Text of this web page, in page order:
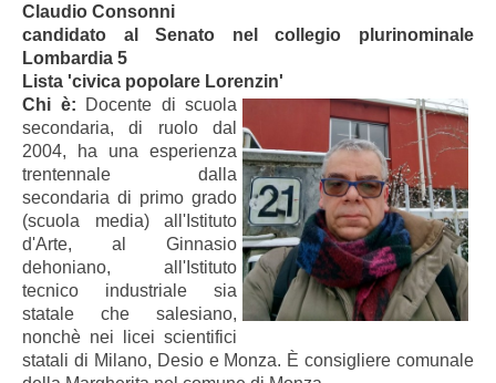
Claudio Consonni
candidato al Senato nel collegio plurinominale
Lombardia 5
Lista 'civica popolare Lorenzin'
Chi è:
Docente di scuola
secondaria, di ruolo dal
2004, ha una esperienza
trentennale dalla
secondaria di primo grado
(scuola media) all'Istituto
d'Arte, al Ginnasio
dehoniano, all'Istituto
tecnico industriale sia
statale che salesiano,
nonchè nei licei scientifici
statali di Milano, Desio e Monza. È consigliere comunale